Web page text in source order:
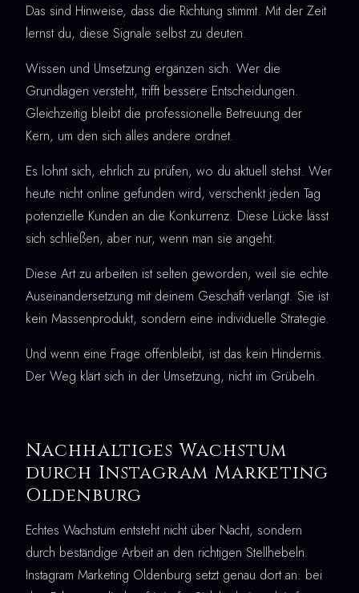
Das sind Hinweise, dass die Richtung stimmt. Mit der Zeit
lernst du, diese Signale selbst zu deuten.
Wissen und Umsetzung ergänzen sich. Wer die
Grundlagen versteht, trifft bessere Entscheidungen.
Gleichzeitig bleibt die professionelle Betreuung der
Kern, um den sich alles andere ordnet.
Es lohnt sich, ehrlich zu prüfen, wo du aktuell stehst. Wer
heute nicht online gefunden wird, verschenkt jeden Tag
potenzielle Kunden an die Konkurrenz. Diese Lücke lässt
sich schließen, aber nur, wenn man sie angeht.
Diese Art zu arbeiten ist selten geworden, weil sie echte
Auseinandersetzung mit deinem Geschäft verlangt. Sie ist
kein Massenprodukt, sondern eine individuelle Strategie.
Und wenn eine Frage offenbleibt, ist das kein Hindernis.
Der Weg klärt sich in der Umsetzung, nicht im Grübeln.
Nachhaltiges Wachstum
durch Instagram Marketing
Oldenburg
Echtes Wachstum entsteht nicht über Nacht, sondern
durch beständige Arbeit an den richtigen Stellhebeln.
Instagram Marketing Oldenburg setzt genau dort an: bei